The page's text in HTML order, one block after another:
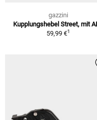
gazzini
Kupplungshebel Street, mit
59,99 €1